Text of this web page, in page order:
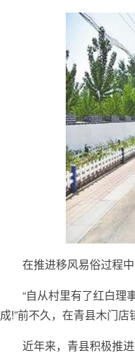
在推进移风易俗过程
“自从村里有了红白理
成!”前不久，在青县木门
近年来，青县积极推